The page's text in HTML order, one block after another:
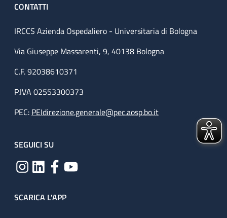
CONTATTI
IRCCS Azienda Ospedaliero - Universitaria di Bologna
Via Giuseppe Massarenti, 9, 40138 Bologna
C.F. 92038610371
P.IVA 02553300373
PEC: PEIdirezione.generale@pec.aosp.bo.it
SEGUICI SU
SCARICA L'APP